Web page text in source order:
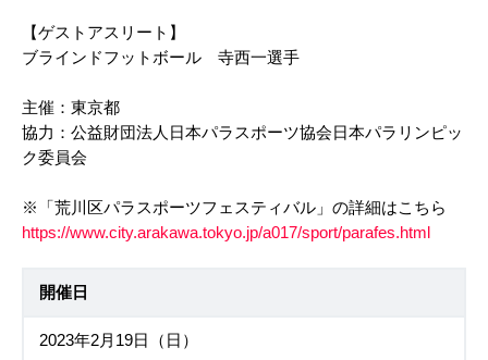
【ゲストアスリート】
ブラインドフットボール 寺西一選手
主催：東京都
協力：公益財団法人日本パラスポーツ協会日本パラリンピッ
ク委員会
※「荒川区パラスポーツフェスティバル」の詳細はこちら
https://www.city.arakawa.tokyo.jp/a017/sport/parafes.html
開催日
2023年2月19日（日）